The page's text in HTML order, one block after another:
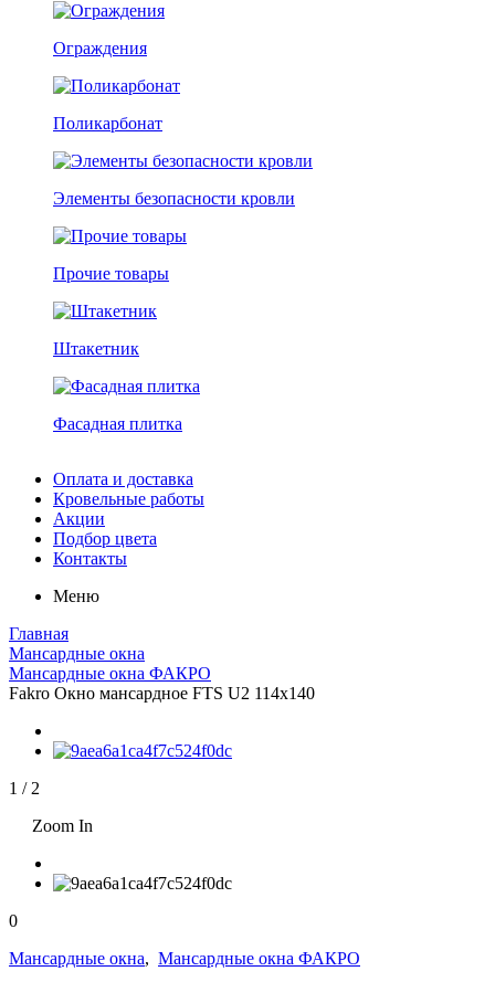
Ограждения
Поликарбонат
Элементы безопасности кровли
Прочие товары
Штакетник
Фасадная плитка
Оплата и доставка
Кровельные работы
Акции
Подбор цвета
Контакты
Меню
Главная
Мансардные окна
Мансардные окна ФАКРО
Fakro Окно мансардное FTS U2 114х140
1 / 2
Zoom In
0
Мансардные окна, Мансардные окна ФАКРО